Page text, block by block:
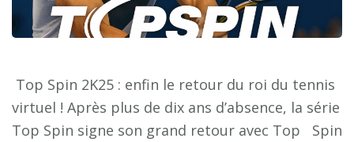
Top Spin 2K25 : enfin le retour du roi du tennis
virtuel ! Après plus de dix ans d’absence, la série
Top Spin signe son grand retour avec Top Spin